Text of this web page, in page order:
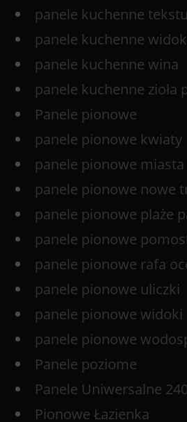
panele kuchenne
panele kuchenne
panele kuchenne wina
panele kuchenne zioła
Panele pionowe
panele pionowe kwiaty
panele pionowe
panele pionowe nowe
panele pionowe plaże
panele pionowe
panele pionowe rafa
panele pionowe uliczki
panele pionowe widoki
panele pionowe
Panele poziome
Panele Uniwersalne
Pionowe Łazienka